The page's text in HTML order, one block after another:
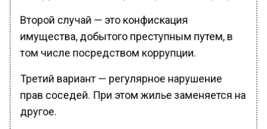
Второй случай — это конфискация
имущества, добытого преступным путем, в
том числе посредством коррупции.
Третий вариант — регулярное нарушение
прав соседей. При этом жилье заменяется на
другое.